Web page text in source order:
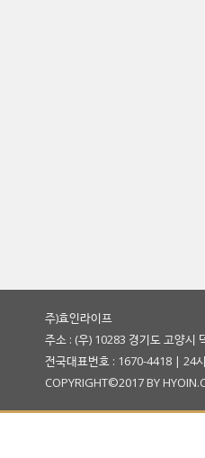
주)효인라이프
주소 : (우) 10283 경기도 고양시
전국대표번호 : 1670-4418 | 24
COPYRIGHT©2017 BY